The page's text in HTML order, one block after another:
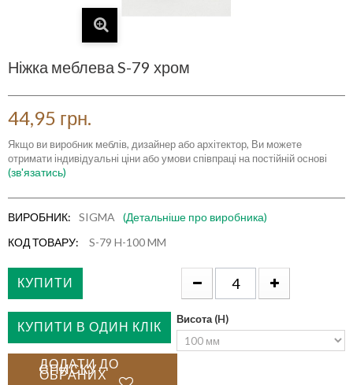
Ніжка меблева S-79 хром
44,95 грн.
Якщо ви виробник меблів, дизайнер або архітектор, Ви можете
отримати індивідуальні ціни або умови співпраці на постійній основі
(зв'язатись)
ВИРОБНИК: SIGMA
(Детальніше про виробника)
КОД ТОВАРУ:
S-79 H-100 MM
Висота (H)
КУПИТИ
КУПИТИ В ОДИН КЛІК
ДОДАТИ ДО
СПИСКУ
ОБРАНИХ